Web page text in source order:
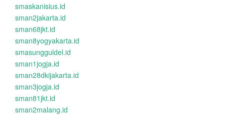
smaskanisius.id
sman2jakarta.id
sman68jkt.id
sman8yogyakarta.id
smasungguldel.id
sman1jogja.id
sman28dkijakarta.id
sman3jogja.id
sman81jkt.id
sman2malang.id